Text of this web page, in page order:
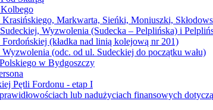
Markwarta, Sieńki, Moniuszki,
Wyzwolenia (Sudecka – Pelplińska) i
(kładka nad linią kolejową nr 201)
(odc. od ul. Sudeckiej do początku wału)
w Bydgoszczy
Pętli Fordonu - etap I
lub nadużyciach finansowych